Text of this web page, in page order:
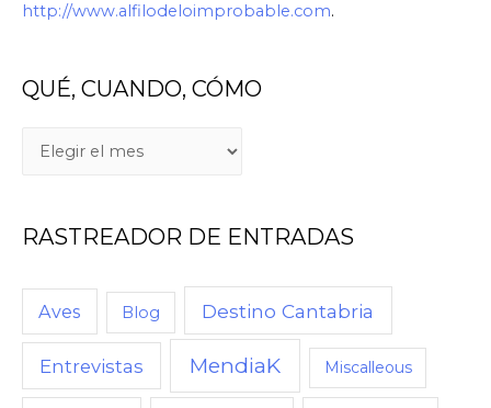
http://www.alfilodeloimprobable.com.
QUÉ, CUANDO, CÓMO
RASTREADOR DE ENTRADAS
Aves Blog Destino Cantabria
Entrevistas MendiaK Miscalleous